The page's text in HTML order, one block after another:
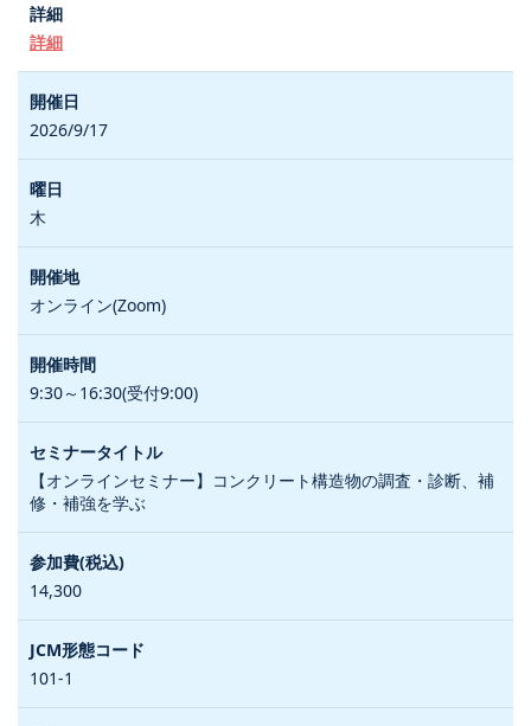
詳細
2026/9/17
木
オンライン(Zoom)
9:30～16:30(受付9:00)
【オンラインセミナー】コンクリート構造物の調査・診断、補
修・補強を学ぶ
14,300
101-1